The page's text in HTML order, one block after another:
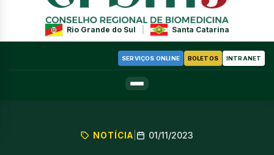
Rio Grande do Sul Santa Catarina
SERVIÇOS ONLINE BOLETOS INTRANET
NOTÍCIA 01/11/2023